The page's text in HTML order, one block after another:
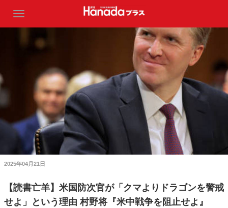
2025年04月21日
【読書亡羊】米国防次官が「クマよりドラゴンを警戒
せよ」という理由 村野将『米中戦争を阻止せよ』